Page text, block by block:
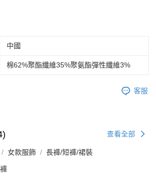
中國
棉62%聚酯纖維35%聚氨酯彈性纖維3%
客服
查看全部
女款服飾 長褲/短褲/裙裝